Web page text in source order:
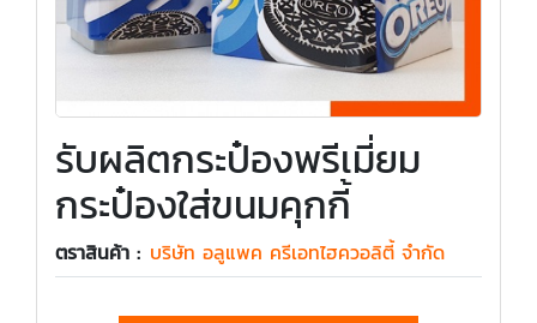
รับผลิตกระป๋องพรีเมี่ยม
กระป๋องใส่ขนมคุกกี้
ตราสินค้า : บริษัท อลูแพค ครีเอทไฮควอลิตี้ จำกัด